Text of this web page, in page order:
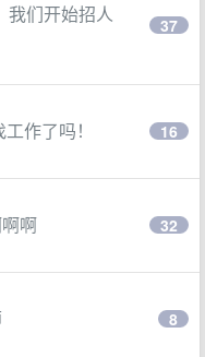
我们开始招人
37
作了吗！ 16
啊 32
8